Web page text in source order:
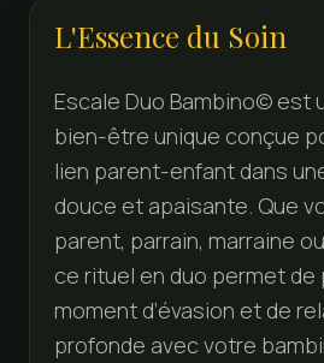
L'Essence du Soin
Escale Duo Bambino© est
bien-être unique conçue
lien parent-enfant dans
douce et apaisante. Que
parent, parrain, marraine
ce rituel en duo permet de
moment d’évasion et de
profonde avec votre